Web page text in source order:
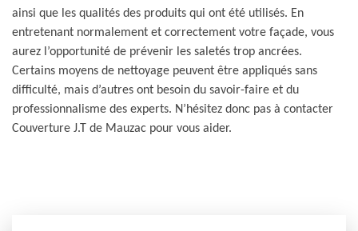
ainsi que les qualités des produits qui ont été utilisés. En
entretenant normalement et correctement votre façade, vous
aurez l’opportunité de prévenir les saletés trop ancrées.
Certains moyens de nettoyage peuvent être appliqués sans
difficulté, mais d’autres ont besoin du savoir-faire et du
professionnalisme des experts. N’hésitez donc pas à contacter
Couverture J.T de Mauzac pour vous aider.